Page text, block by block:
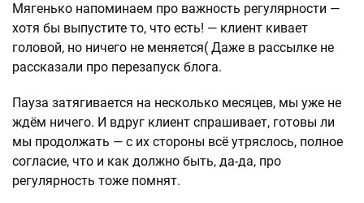
Мягенько напоминаем про важность регулярности —
хотя бы выпустите то, что есть! — клиент кивает
головой, но ничего не меняется( Даже в рассылке не
рассказали про перезапуск блога.
Пауза затягивается на несколько месяцев, мы уже не
ждём ничего. И вдруг клиент спрашивает, готовы ли
мы продолжать — с их стороны всё утряслось, полное
согласие, что и как должно быть, да-да, про
регулярность тоже помнят.